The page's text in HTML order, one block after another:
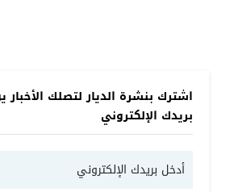
اشترك بنشرة الديار لتصلك الأخبار
بريدك الإلكتروني